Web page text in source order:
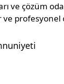
ve çözüm
ve